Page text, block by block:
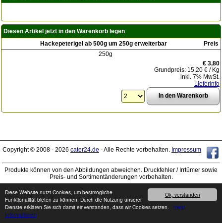
Ok, verstanden
Diese Website nutzt Cookies, um bestmögliche
Funktionalität bieten zu können. Durch die Nutzung unserer
Dienste erklären Sie sich damit einverstanden, dass wir Cookies setzen. mehr
Informationen
Diesen Artikel jetzt in den Warenkorb legen
Hackepeterigel ab 500g um 250g erweiterbar
Preis
250g
€ 3,80
Grundpreis: 15,20 € / Kg
inkl. 7% MwSt.
Lieferinfo
Copyright © 2008 - 2026 cater24.de - Alle Rechte vorbehalten. Impressum
Produkte können von den Abbildungen abweichen. Druckfehler / Irrtümer sowie
Preis- und Sortimentänderungen vorbehalten.